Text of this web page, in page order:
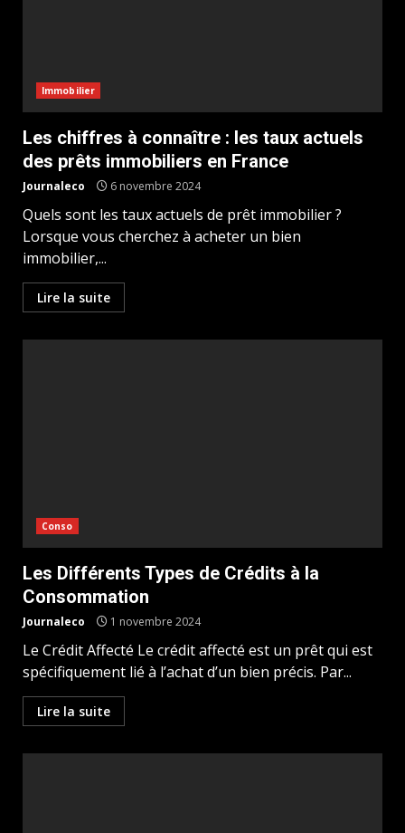
Immobilier
Les chiffres à connaître : les taux actuels
des prêts immobiliers en France
Journaleco 6 novembre 2024
Quels sont les taux actuels de prêt immobilier ?
Lorsque vous cherchez à acheter un bien
immobilier,...
Lire la suite
Conso
Les Différents Types de Crédits à la
Consommation
Journaleco 1 novembre 2024
Le Crédit Affecté Le crédit affecté est un prêt qui est
spécifiquement lié à l’achat d’un bien précis. Par...
Lire la suite